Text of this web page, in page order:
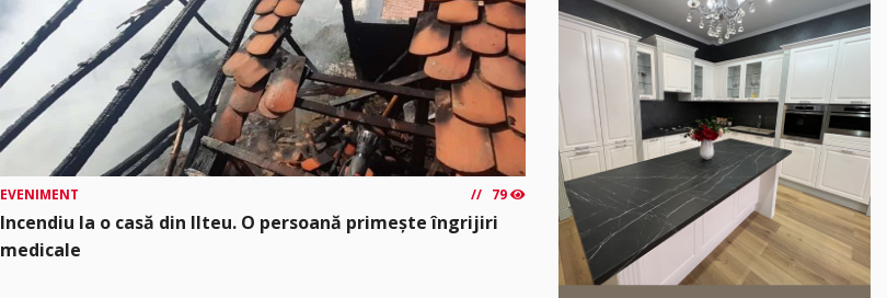
EVENIMENT 79
Incendiu la o casă din Ilteu. O persoană primește îngrijiri
medicale